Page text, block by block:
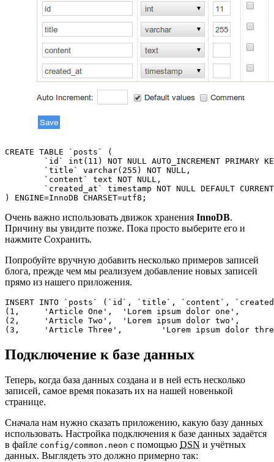
CREATE TABLE `posts` (
Очень важно использовать движок хранения InnoDB.
Причину вы увидите позже. Пока просто выберите его и
нажмите Сохранить.
Попробуйте вручную добавить несколько примеров записей
блога, прежде чем мы реализуем добавление новых записей
прямо из нашего приложения.
INSERT INTO `posts` (`id`, `title`, `content`,
(1,	'Article One',	'Lorem ipsum dolor one',	CURRENT_TIMESTAMP),
(2,	'Article Two',	'Lorem ipsum dolor two',	CURRENT_TIMESTAMP),
Подключение к базе данных
Теперь, когда база данных создана и в ней есть несколько
записей, самое время показать их на нашей новенькой
странице.
Сначала нам нужно сказать приложению, какую базу данных
использовать. Настройка подключения к базе данных задаётся
в файле config/common.neon с помощью DSN и учётных
данных. Выглядеть это должно примерно так: